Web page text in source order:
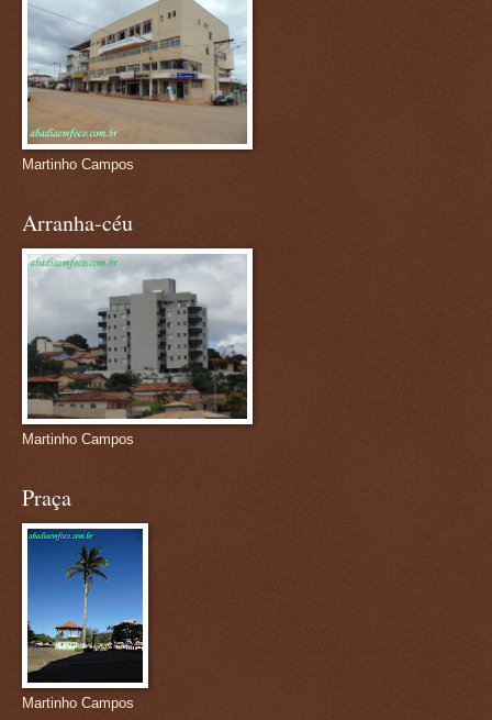
Martinho Campos
Arranha-céu
Martinho Campos
Praça
Martinho Campos